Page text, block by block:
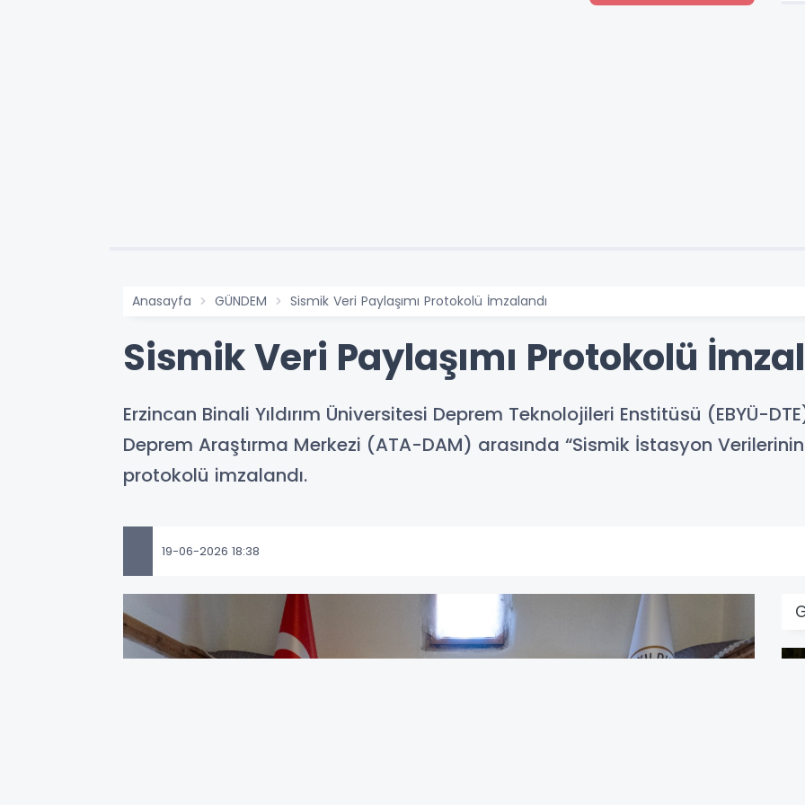
Anasayfa GÜNDEM Sismik Veri Paylaşımı Protokolü İmzalandı
Sismik Veri Paylaşımı Protokolü
Erzincan Binali Yıldırım Üniversitesi Deprem Teknolojileri Enstitüsü (EBYÜ-
Deprem Araştırma Merkezi (ATA-DAM) arasında “Sismik İstasyon Verilerinin
protokolü imzalandı.
19-06-2026 18:38